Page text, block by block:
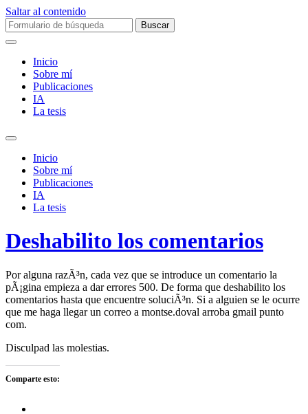
Saltar al contenido
Buscar:
Inicio
Sobre mí­
Publicaciones
IA
La tesis
Alternar
campo
búsqueda
Inicio
Sobre mí­
Publicaciones
IA
La tesis
Deshabilito los comentarios
Por alguna razÃ³n, cada vez que se introduce un comentario la
pÃ¡gina empieza a dar errores 500. De forma que deshabilito los
comentarios hasta que encuentre soluciÃ³n. Si a alguien se le ocurre
que me haga llegar un correo a montse.doval arroba gmail punto
com.
Disculpad las molestias.
Comparte esto: